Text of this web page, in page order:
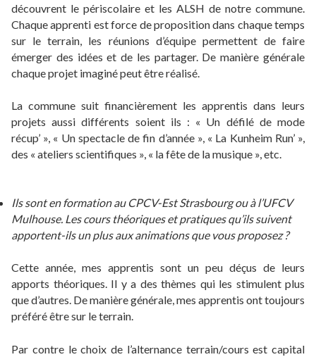
découvrent le périscolaire et les ALSH de notre commune.
Chaque apprenti est force de proposition dans chaque temps
sur le terrain, les réunions d’équipe permettent de faire
émerger des idées et de les partager. De manière générale
chaque projet imaginé peut être réalisé.
La commune suit financièrement les apprentis dans leurs
projets aussi différents soient ils : « Un défilé de mode
récup’ », « Un spectacle de fin d’année », « La Kunheim Run’ »,
des « ateliers scientifiques », « la fête de la musique », etc.
Ils sont en formation au CPCV-Est Strasbourg ou à l’UFCV
Mulhouse. Les cours théoriques et pratiques qu’ils suivent
apportent-ils un plus aux animations que vous proposez ?
Cette année, mes apprentis sont un peu déçus de leurs
apports théoriques. Il y a des thèmes qui les stimulent plus
que d’autres. De manière générale, mes apprentis ont toujours
préféré être sur le terrain.
Par contre le choix de l’alternance terrain/cours est capital